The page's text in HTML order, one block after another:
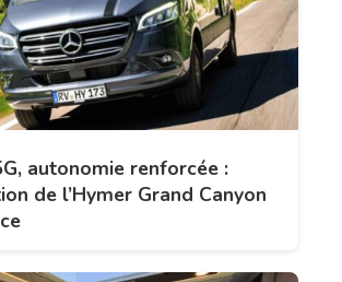
autonomie renforcée :
de l’Hymer Grand Canyon